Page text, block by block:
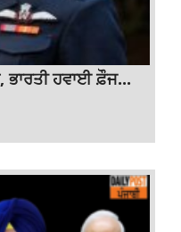
ਭਾਰਤੀ ਹਵਾਈ ਫ਼ੌਜ...